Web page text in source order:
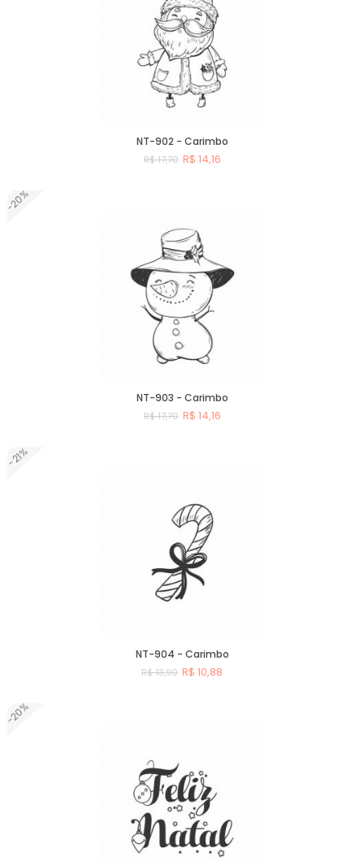
NT-902 - Carimbo
R$ 17,70 R$ 14,16
-20%
NT-903 - Carimbo
R$ 17,70 R$ 14,16
-21%
NT-904 - Carimbo
R$ 13,90 R$ 10,88
-20%